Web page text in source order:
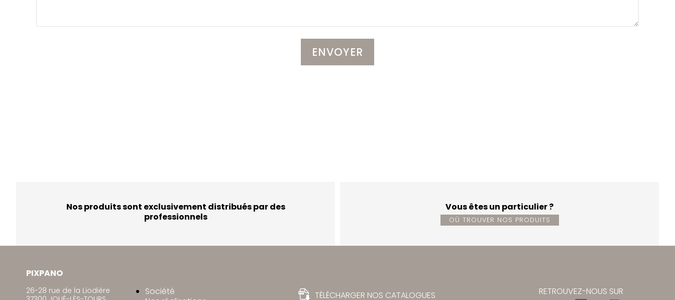
Nos produits sont exclusivement distribués par des
professionnels
Vous êtes un particulier ?
OÙ TROUVER NOS PRODUITS
PIXPANO
26-28 rue de la Liodière
Société
TÉLÉCHARGER NOS CATALOGUES RETROUVEZ-NOUS SUR